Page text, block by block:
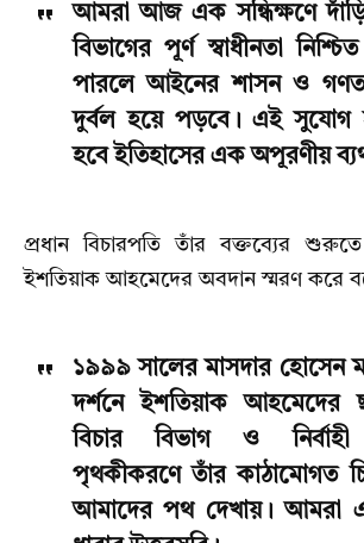
আমরা আজ এক সন্ধিক্ষণে
বিভাগের পূর্ণ স্বাধীনতা
পারলে আইনের শাসন ও
দুর্বল হয়ে পড়বে। এই সুযোগ
হবে ইতিহাসের এক অপূরণীয়
প্রধান বিচারপতি তাঁর বক্তব্যের শুরুতে
ইশতিয়াক আহমেদের অবদান স্মরণ করে
১৯৯৯ সালের মাসদার হোসেন
দর্শনে ইশতিয়াক আহমেদের
বিচার বিভাগ ও নির্বাহী
পৃথকীকরণে তাঁর কাঠামোগত
আমাদের পথ দেখায়। আমরা